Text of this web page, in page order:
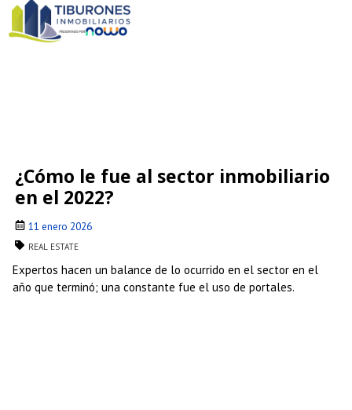
¿Cómo le fue al sector inmobiliario
en el 2022?
11 enero 2026
REAL ESTATE
Expertos hacen un balance de lo ocurrido en el sector en el
año que terminó; una constante fue el uso de portales.